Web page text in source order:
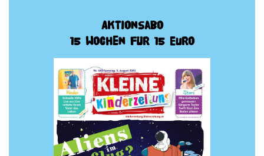
Aktionsabo
15 Wochen für 15 Euro